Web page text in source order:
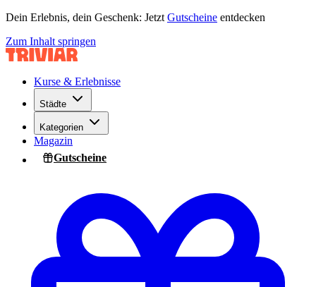
Dein Erlebnis, dein Geschenk: Jetzt Gutscheine entdecken
Zum Inhalt springen
Kurse & Erlebnisse
Städte
Kategorien
Magazin
Gutscheine